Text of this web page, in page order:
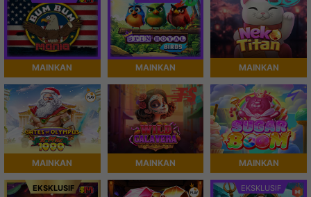
MAINKAN MAINKAN MAINKAN
MAINKAN MAINKAN MAINKAN
EKSKLUSIF EKSKLUSIF